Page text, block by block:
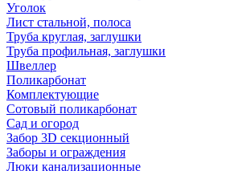
Уголок
Лист стальной, полоса
Труба круглая, заглушки
Труба профильная, заглушки
Швеллер
Поликарбонат
Комплектующие
Сотовый поликарбонат
Сад и огород
Забор 3D секционный
Заборы и ограждения
Люки канализационные